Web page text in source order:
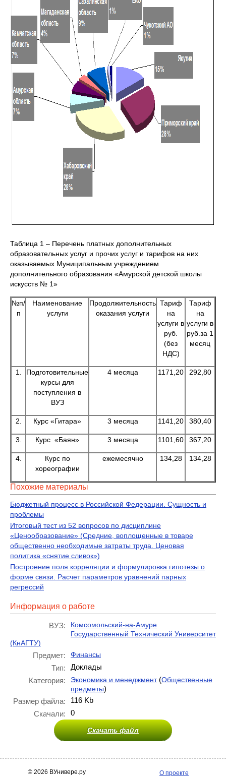
Таблица 1 – Перечень платных дополнительных
образовательных услуг и прочих услуг и тарифов на них
оказываемых Муниципальным учреждением
дополнительного образования «Амурской детской школы
искусств № 1»
№п/
п
Наименование
услуги
Продолжительность
оказания услуги
Тариф
на
услуги в
руб.
(без
НДС)
Тариф
на
услуги в
руб.за 1
месяц
1.
Подготовительные
курсы для
поступления в
ВУЗ
4 месяца 1171,20 292,80
2. Курс «Гитара» 3 месяца 1141,20 380,40
3. Курс «Баян» 3 месяца 1101,60 367,20
4.
Курс по
хореографии
ежемесячно 134,28 134,28
Похожие материалы
Бюджетный процесс в Российской Федерации. Сущность и
проблемы
Итоговый тест из 52 вопросов по дисциплине
«Ценообразование» (Средние, воплощенные в товаре
общественно необходимые затраты труда. Ценовая
политика «снятие сливок»)
Построение поля корреляции и формулировка гипотезы о
форме связи. Расчет параметров уравнений парных
регрессий
Информация о работе
ВУЗ:
Комсомольский-на-Амуре
Государственный Технический Университет
(КнАГТУ)
Предмет: Финансы
Тип:
Доклады
Категория:
Экономика и менеджмент(Общественные
предметы)
Размер файла:
116 Kb
Скачали:
0
Скачать файл
© 2026 ВУнивере.ру О проекте